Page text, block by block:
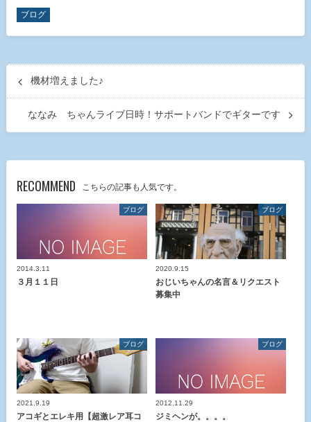
ブログ
機材増えました♪
ななみ ちゃんライブ日時！サポートバンドでギターです
RECOMMEND こちらの記事も人気です。
ブログ
2014.3.11
３月１１日
ブログ
2020.9.15
おじいちゃんの名言＆リクエスト
募集中
ブログ
2021.9.19
アコギとエレキ用【超激レア耳コ
ブログ
2012.11.29
ジミヘンが。。。。